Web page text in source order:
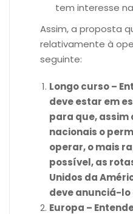
tem interesse
Assim, a proposta
relativamente à
seguinte:
Longo curso –
deve estar em
para que,
nacionais o
operar, o mais
possível, as
Unidos da
deve anunciá-lo
Europa –